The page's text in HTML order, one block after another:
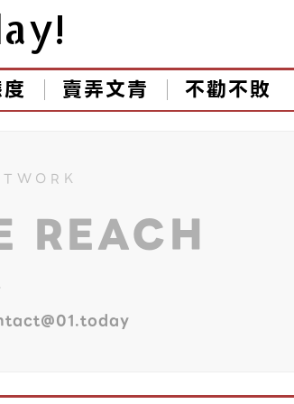
賣弄文青 不勸不敗
REACH